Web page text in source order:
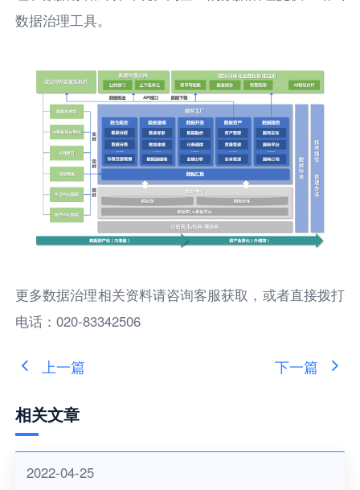
数据治理工具。
更多数据治理相关资料请咨询客服获取，或者直接拨打
电话：020-83342506
上一篇 下一篇
相关文章
2022-04-25